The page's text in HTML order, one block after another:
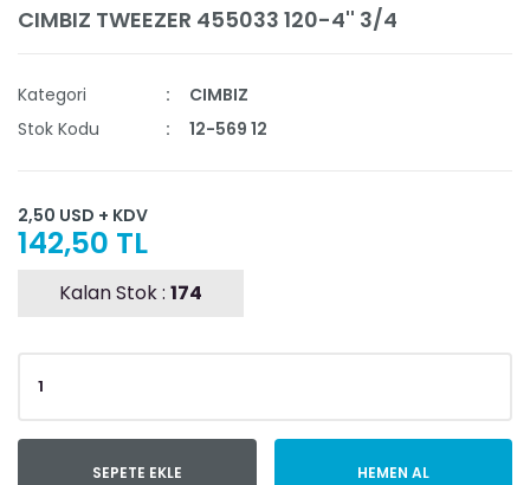
CIMBIZ TWEEZER 455033 120-4'' 3/4
Kategori
CIMBIZ
Stok Kodu
12-569 12
2,50 USD + KDV
142,50 TL
Kalan Stok : 174
SEPETE EKLE HEMEN AL